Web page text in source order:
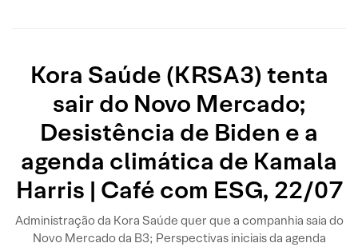
Kora Saúde (KRSA3) tenta
sair do Novo Mercado;
Desistência de Biden e a
agenda climática de Kamala
Harris | Café com ESG, 22/07
Administração da Kora Saúde quer que a companhia saia do
Novo Mercado da B3; Perspectivas iniciais da agenda